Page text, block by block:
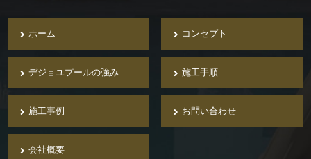
ホーム
デジョユプールの強み
施工事例
会社概要
コンセプト
施工手順
お問い合わせ